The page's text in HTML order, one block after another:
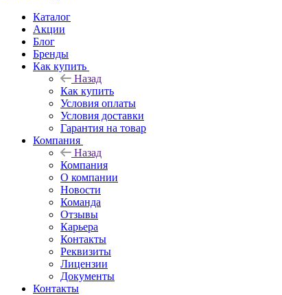
Каталог
Акции
Блог
Бренды
Как купить
Назад
Как купить
Условия оплаты
Условия доставки
Гарантия на товар
Компания
Назад
Компания
О компании
Новости
Команда
Отзывы
Карьера
Контакты
Реквизиты
Лицензии
Документы
Контакты